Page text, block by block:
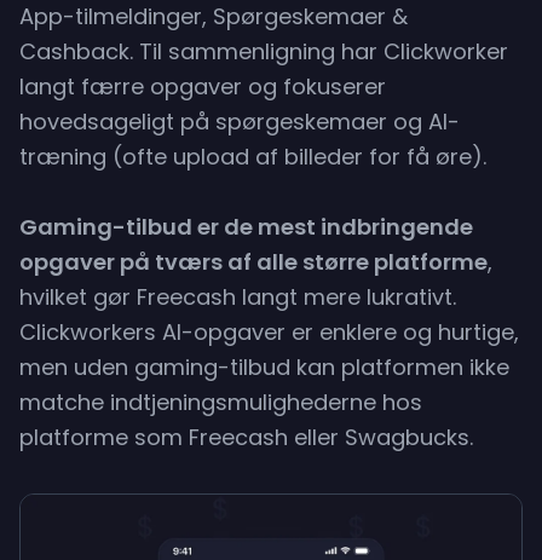
Min. udbetaling
App-tilmeldinger, Spørgeskemaer &
Cashback. Til sammenligning har Clickworker
langt færre opgaver og fokuserer
hovedsageligt på spørgeskemaer og AI-
træning (ofte upload af billeder for få øre).
Gaming-tilbud er de mest indbringende
opgaver på tværs af alle større platforme,
hvilket gør Freecash langt mere lukrativt.
Clickworkers AI-opgaver er enklere og hurtige,
men uden gaming-tilbud kan platformen ikke
matche indtjeningsmulighederne hos
platforme som Freecash eller Swagbucks.